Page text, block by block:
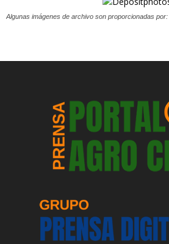
Algunas imágenes de archivo son proporcionadas por: